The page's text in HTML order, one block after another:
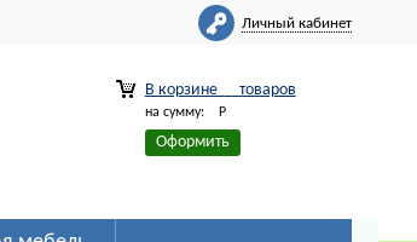
Личный кабинет
В корзине товаров
на сумму: Р
Оформить